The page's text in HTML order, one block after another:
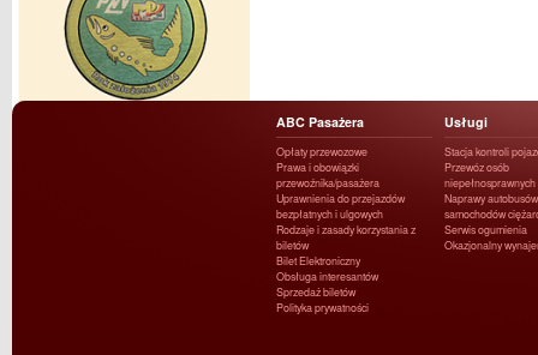
ABC Pasażera
Opłaty przewozowe
Prawa i obowiązki
przewoźnika/pasażera
Uprawnienia do przejazdów
bezpłatnych i ulgowych
Rodzaje i zasady korzystania z
biletów
Bilet Elektroniczny
Obsługa interesantów
Sprzedaż biletów
Polityka prywatności
Usługi
Stacja kontroli
Przewóz osób
niepełnosprawnych
Naprawy
samochodów
Serwis ogumienia
Okazjonalny